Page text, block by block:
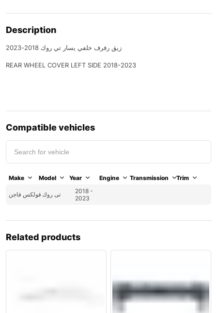
Description
زيق رفرف خلفي يسار تي روك 2018-2023
REAR WHEEL COVER LEFT SIDE 2018-2023
Compatible vehicles
Make Model Year Engine Transmission Trim
فولكس فاجن تى روك
2018 -
2023
Related products